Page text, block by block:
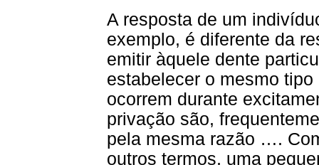
A resposta de um
exemplo, é diferente da
emitir àquele dente
estabelecer o mesmo
ocorrem durante
privação são,
pela mesma razão ….
outros termos, uma